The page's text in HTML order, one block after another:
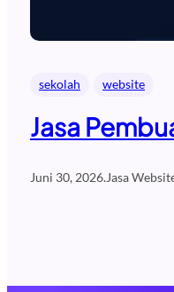
sekolah website
Jasa
Juni 30, 2026.Jasa